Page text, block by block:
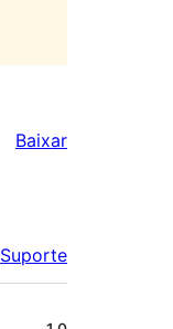
Baixar
Suporte